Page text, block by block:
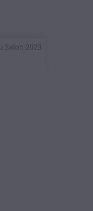
Salon 2023